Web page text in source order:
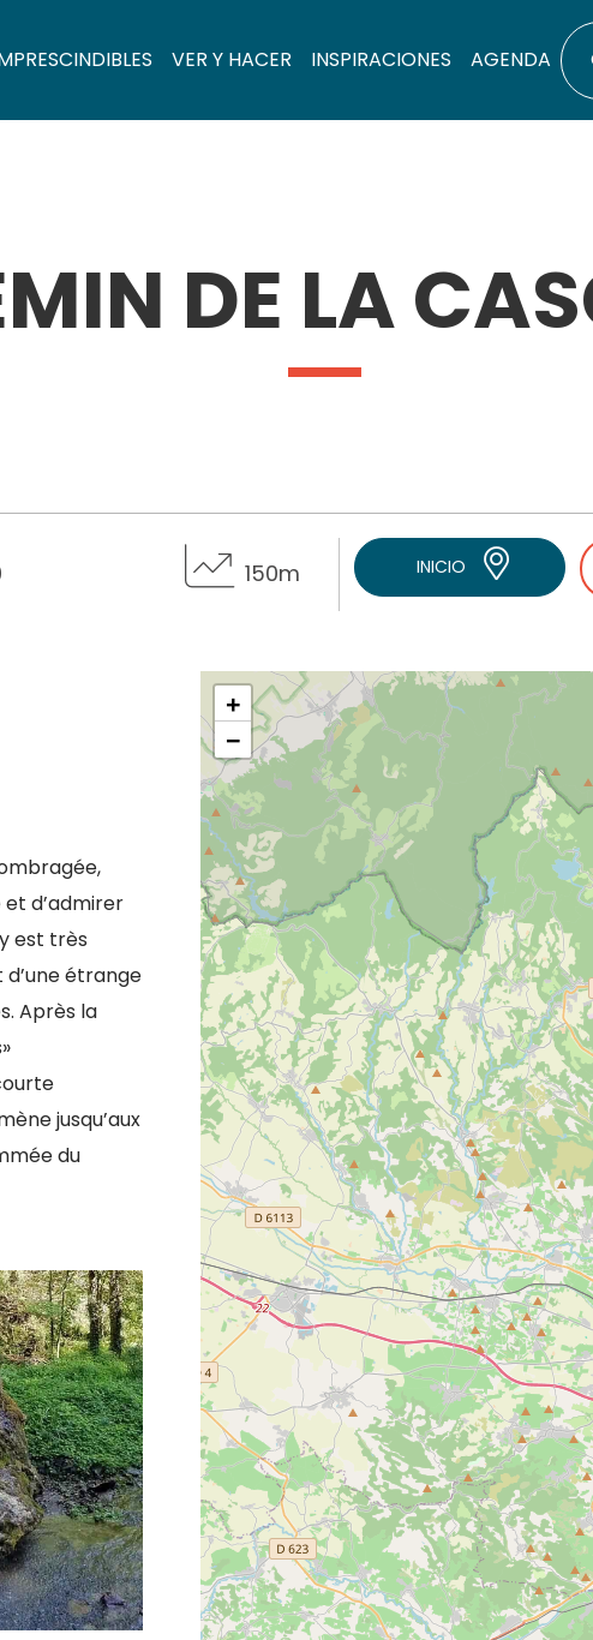
VER Y HACER INSPIRACIONES AGENDA
DE LA
150m INICIO
d’admirer
est très
étrange
Après la
jusqu’aux
du
+
−